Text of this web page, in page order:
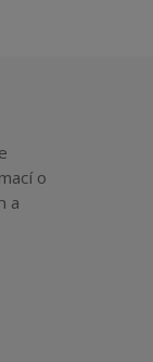
o
a